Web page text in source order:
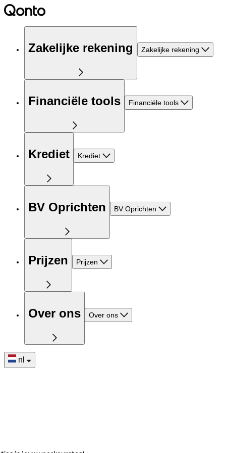
Zakelijke rekening Zakelijke rekening
Financiële tools Financiële tools
Krediet Krediet
BV Oprichten BV Oprichten
Prijzen Prijzen
Over ons Over ons
nl